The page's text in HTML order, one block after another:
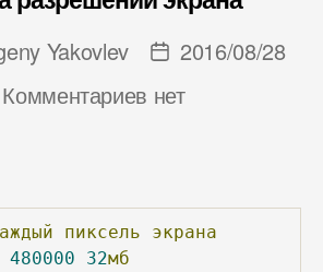
Yakovlev
Дата
записи
2016/08/28
Комментариев к
экрана
нет
пиксель
экрана
480000 32мб